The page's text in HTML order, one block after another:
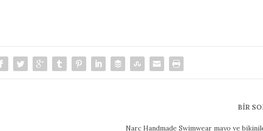
BIR
Narc Handmade Swimwear mayo ve